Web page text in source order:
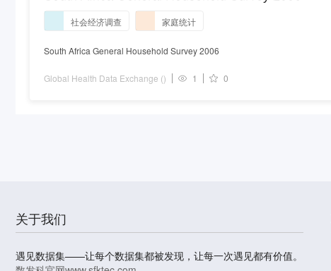
社会经济调查 家庭统计
South Africa General Household Survey 2006
Global Health Data Exchange () 1 0
关于我们
遇见数据集——让每个数据集都被发现，让每一次遇见都有价值。